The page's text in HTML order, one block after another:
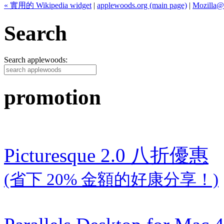
« 實用的 Wikipedia widget| applewoods.org (main page)
Search
Search applewoods:
promotion
Picturesque 2.0 八折優惠
(省下 20% 金額的好康分享！)